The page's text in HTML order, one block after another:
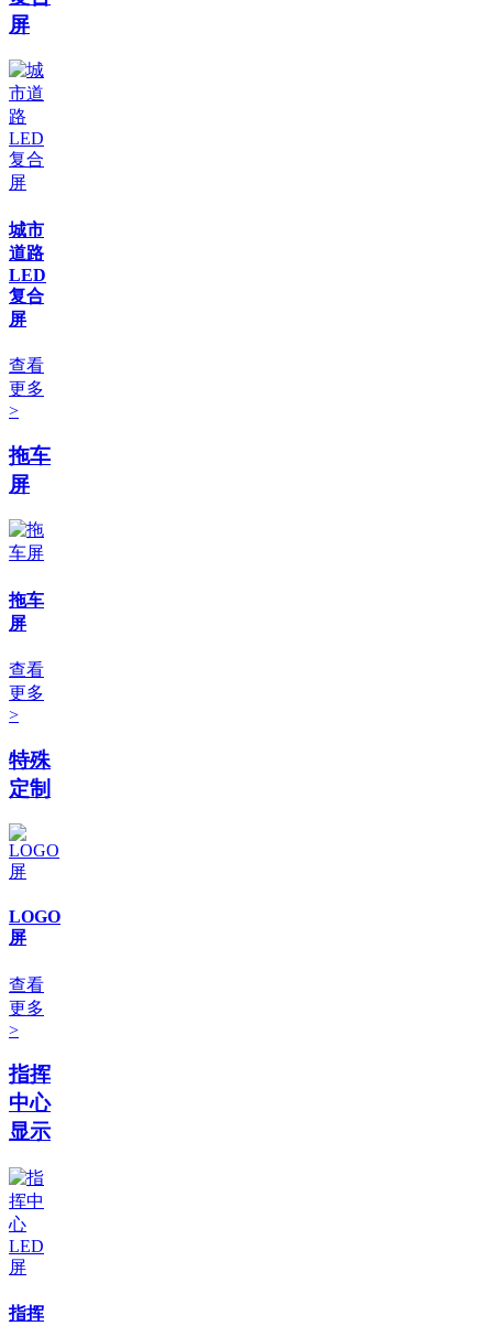
屏
城市
道路
LED
复合
屏
查看
更多
>
拖车
屏
拖车
屏
查看
更多
>
特殊
定制
LOGO
屏
查看
更多
>
指挥
中心
显示
指挥